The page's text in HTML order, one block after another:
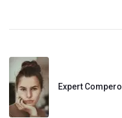
Expert Compero